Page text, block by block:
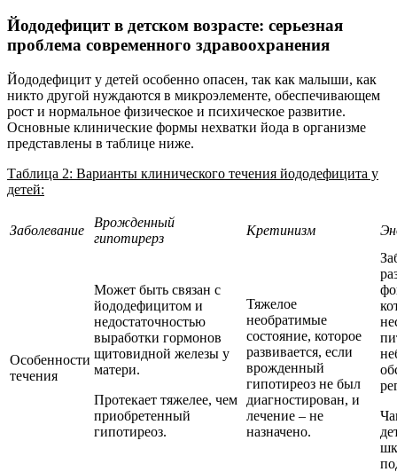
Йододефицит в детском возрасте: серьезная
проблема современного здравоохранения
Йододефицит у детей особенно опасен, так как малыши, как
никто другой нуждаются в микроэлементе, обеспечивающем
рост и нормальное физическое и психическое развитие.
Основные клинические формы нехватки йода в организме
представлены в таблице ниже.
Таблица 2: Варианты клинического течения йододефицита у
детей:
Заболевание
Врожденный
гипотирерз
Кретинизм
Особенности
течения
Может быть связан с
йододефицитом и
недостаточностью
выработки гормонов
щитовидной железы у
матери.
Протекает тяжелее, чем
приобретенный
гипотиреоз.
Тяжелое
необратимые
состояние, которое
развивается, если
врожденный
гипотиреоз не был
диагностирован, и
лечение – не
назначено.